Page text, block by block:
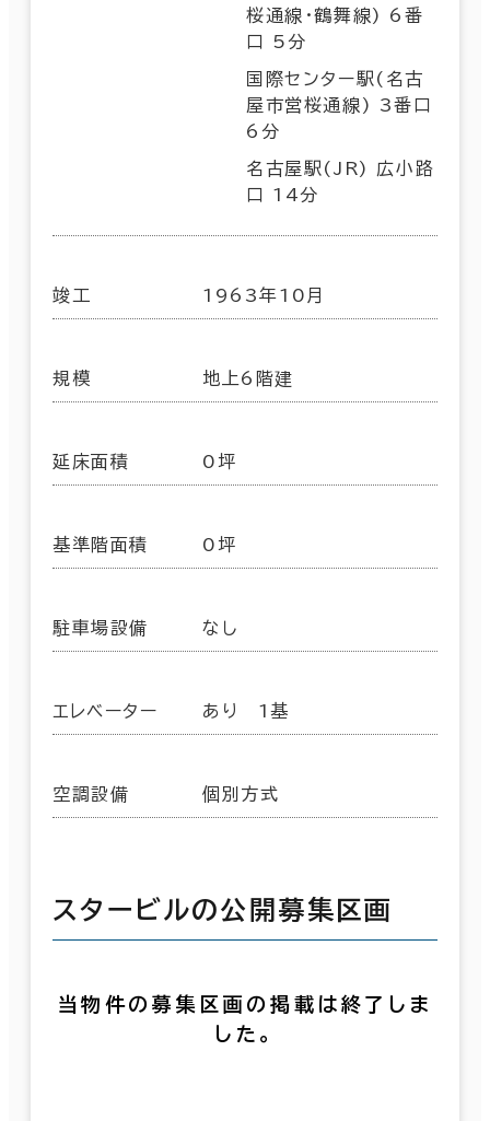
桜通線･鶴舞線) 6番
口 5分
国際センター駅(名古
屋市営桜通線) 3番口
6分
名古屋駅(JR) 広小路
口 14分
竣工 1963年10月
規模 地上6階建
延床面積 0坪
基準階面積 0坪
駐車場設備 なし
エレベーター あり 1基
空調設備 個別方式
スタービルの公開募集区画
当物件の募集区画の掲載は終了しま
した。